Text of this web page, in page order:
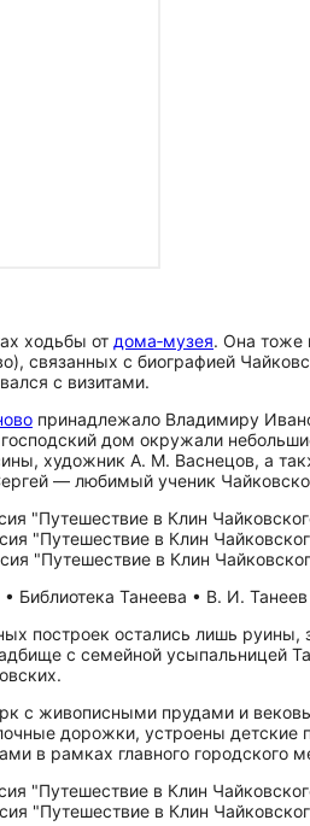
ходьбы от дома‑музея. Она тоже
связанных с биографией
с визитами.
принадлежало Владимиру
господский дом окружали
художник А. М. Васнецов, а
— любимый ученик
Библиотека Танеева • В. И.
построек остались лишь
с семейной усыпальницей
с живописными прудами и
дорожки, устроены
в рамках главного